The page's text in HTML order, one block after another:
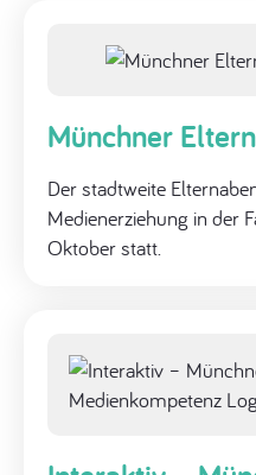
Münchner
Der stadtweite
Medienerziehung in der
Oktober statt.